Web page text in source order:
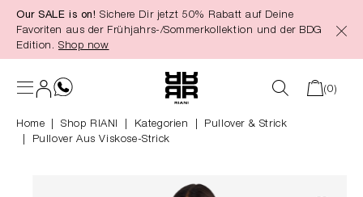
springen
Our SALE is on! Sichere Dir jetzt 50% Rabatt auf Deine
Favoriten aus der Frühjahrs-/Sommerkollektion und der BDG
Edition. Shop now
(0)
Home Shop RIANI Kategorien
Pullover & Strick
Pullover Aus Viskose-Strick